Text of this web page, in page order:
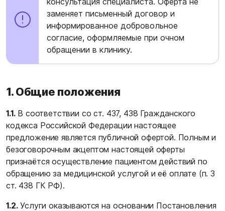
заменяет письменный договор и
информированное добровольное
согласие, оформляемые при очном
обращении в клинику.
1. Общие положения
1.1.В соответствии со ст. 437, 438 Гражданского
кодекса Российской Федерации настоящее
предложение является публичной офертой. Полным и
безоговорочным акцептом настоящей оферты
признаётся осуществление пациентом действий по
обращению за медицинской услугой и её оплате (п. 3
ст. 438 ГК РФ).
1.2.Услуги оказываются на основании Постановления